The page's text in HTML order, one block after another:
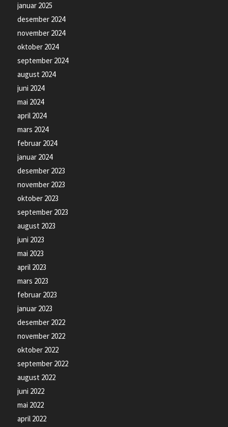
januar 2025
desember 2024
november 2024
oktober 2024
september 2024
august 2024
juni 2024
mai 2024
april 2024
mars 2024
februar 2024
januar 2024
desember 2023
november 2023
oktober 2023
september 2023
august 2023
juni 2023
mai 2023
april 2023
mars 2023
februar 2023
januar 2023
desember 2022
november 2022
oktober 2022
september 2022
august 2022
juni 2022
mai 2022
april 2022